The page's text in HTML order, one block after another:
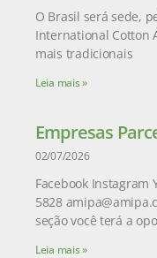
O Brasil será sede,
International Cotton
mais tradicionais
Leia mais »
Empresas
02/07/2026
Facebook Instagram
5828
seção você terá a
Leia mais »